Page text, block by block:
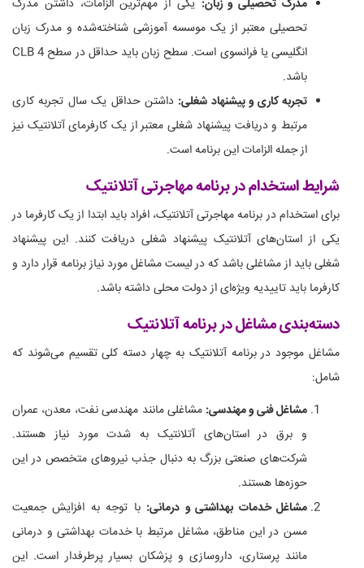
مدرک تحصیلی و زبان: یکی از مهم‌ترین الزامات، داشتن مدرک
تحصیلی معتبر از یک موسسه آموزشی شناخته‌شده و مدرک زبان
انگلیسی یا فرانسوی است. سطح زبان باید حداقل در سطح CLB 4
باشد.
تجربه کاری و پیشنهاد شغلی: داشتن حداقل یک سال تجربه کاری
مرتبط و دریافت پیشنهاد شغلی معتبر از یک کارفرمای آتلانتیک نیز
از جمله الزامات این برنامه است.
شرایط استخدام در برنامه مهاجرتی آتلانتیک
برای استخدام در برنامه مهاجرتی آتلانتیک، افراد باید ابتدا از یک کارفرما در
یکی از استان‌های آتلانتیک پیشنهاد شغلی دریافت کنند. این پیشنهاد
شغلی باید از مشاغلی باشد که در لیست مشاغل مورد نیاز برنامه قرار دارد و
کارفرما باید تاییدیه ویژه‌ای از دولت محلی داشته باشد.
دسته‌بندی مشاغل در برنامه آتلانتیک
مشاغل موجود در برنامه آتلانتیک به چهار دسته کلی تقسیم می‌شوند که
شامل:
مشاغل فنی و مهندسی: مشاغلی مانند مهندسی نفت، معدن، عمران
و برق در استان‌های آتلانتیک به شدت مورد نیاز هستند.
شرکت‌های صنعتی بزرگ به دنبال جذب نیروهای متخصص در این
حوزه‌ها هستند.
مشاغل خدمات بهداشتی و درمانی: با توجه به افزایش جمعیت
مسن در این مناطق، مشاغل مرتبط با خدمات بهداشتی و درمانی
مانند پرستاری، داروسازی و پزشکان بسیار پرطرفدار است. این